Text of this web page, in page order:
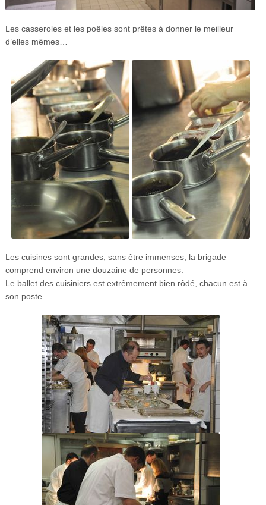
Les casseroles et les poêles sont prêtes à donner le meilleur
d’elles mêmes…
Les cuisines sont grandes, sans être immenses, la brigade
comprend environ une douzaine de personnes.
Le ballet des cuisiniers est extrêmement bien rôdé, chacun est à
son poste…